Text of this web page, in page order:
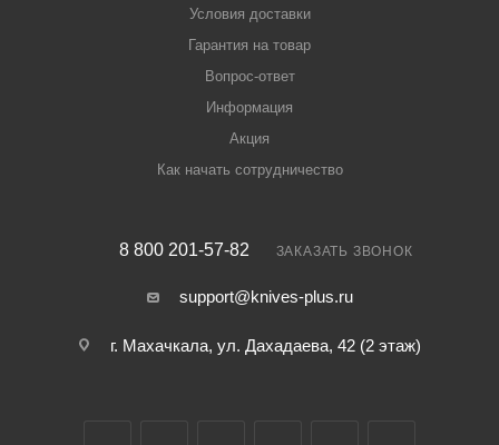
Условия доставки
Гарантия на товар
Вопрос-ответ
Информация
Акция
Как начать сотрудничество
8 800 201-57-82 ЗАКАЗАТЬ ЗВОНОК
support@knives-plus.ru
г. Махачкала, ул. Дахадаева, 42 (2 этаж)